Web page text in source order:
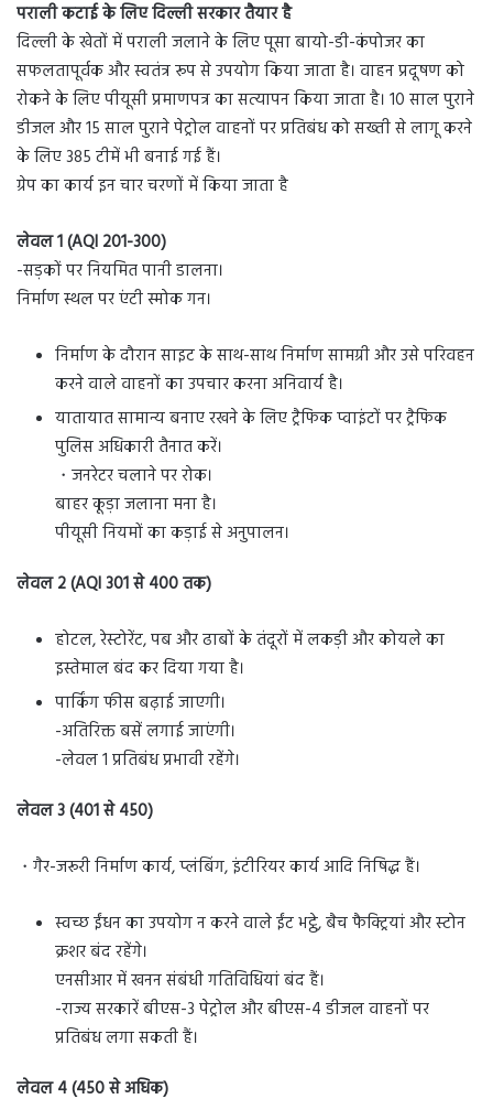
पराली कटाई के लिए दिल्ली सरकार तैयार है
दिल्ली के खेतों में पराली जलाने के लिए पूसा बायो-डी-कंपोजर का
सफलतापूर्वक और स्वतंत्र रूप से उपयोग किया जाता है। वाहन प्रदूषण को
रोकने के लिए पीयूसी प्रमाणपत्र का सत्यापन किया जाता है। 10 साल पुराने
डीजल और 15 साल पुराने पेट्रोल वाहनों पर प्रतिबंध को सख्ती से लागू करने
के लिए 385 टीमें भी बनाई गई हैं।
ग्रेप का कार्य इन चार चरणों में किया जाता है
लेवल 1 (AQI 201-300)
-सड़कों पर नियमित पानी डालना।
निर्माण स्थल पर एंटी स्मोक गन।
निर्माण के दौरान साइट के साथ-साथ निर्माण सामग्री और उसे परिवहन
करने वाले वाहनों का उपचार करना अनिवार्य है।
यातायात सामान्य बनाए रखने के लिए ट्रैफिक प्वाइंटों पर ट्रैफिक
पुलिस अधिकारी तैनात करें।
・जनरेटर चलाने पर रोक।
बाहर कूड़ा जलाना मना है।
पीयूसी नियमों का कड़ाई से अनुपालन।
लेवल 2 (AQI 301 से 400 तक)
होटल, रेस्टोरेंट, पब और ढाबों के तंदूरों में लकड़ी और कोयले का
इस्तेमाल बंद कर दिया गया है।
पार्किंग फीस बढ़ाई जाएगी।
-अतिरिक्त बसें लगाई जाएंगी।
-लेवल 1 प्रतिबंध प्रभावी रहेंगे।
लेवल 3 (401 से 450)
・गैर-जरूरी निर्माण कार्य, प्लंबिंग, इंटीरियर कार्य आदि निषिद्ध हैं।
स्वच्छ ईंधन का उपयोग न करने वाले ईंट भट्ठे, बैच फैक्ट्रियां और स्टोन
क्रशर बंद रहेंगे।
एनसीआर में खनन संबंधी गतिविधियां बंद हैं।
-राज्य सरकारें बीएस-3 पेट्रोल और बीएस-4 डीजल वाहनों पर
प्रतिबंध लगा सकती हैं।
लेवल 4 (450 से अधिक)